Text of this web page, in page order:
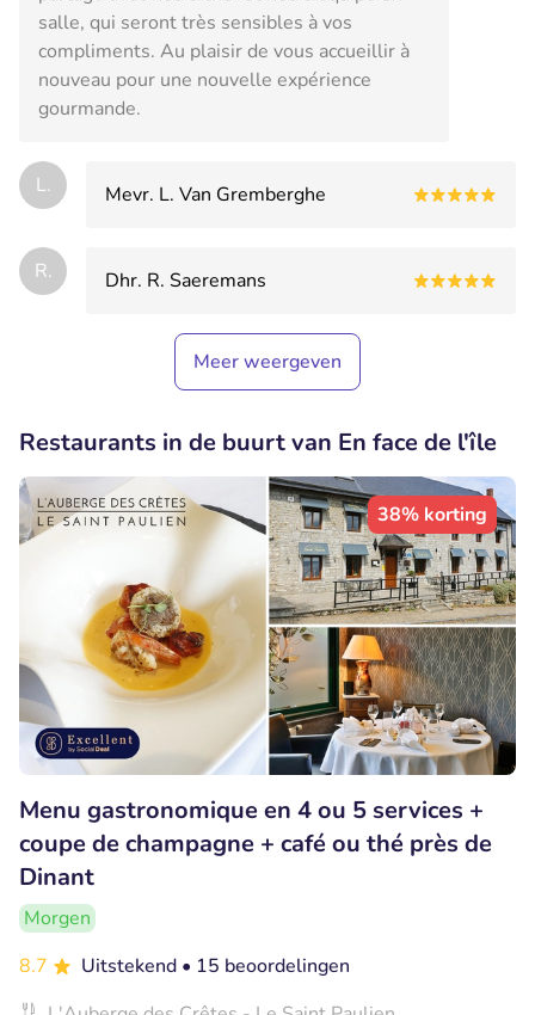
salle, qui seront très sensibles à vos
compliments. Au plaisir de vous accueillir à
nouveau pour une nouvelle expérience
gourmande.
L. Mevr. L. Van Gremberghe
R. Dhr. R. Saeremans
Meer weergeven
Restaurants in de buurt van En face de l'île
38% korting
Menu gastronomique en 4 ou 5 services +
coupe de champagne + café ou thé près de
Dinant
Morgen
8.7
Uitstekend • 15 beoordelingen